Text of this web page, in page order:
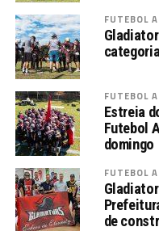
FUTEBOL
FUTEBOL
Estreia
Futebol
domingo
FUTEBOL
de